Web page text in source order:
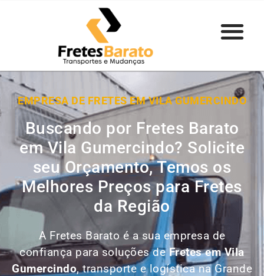
EMPRESA DE FRETES EM VILA GUMERCINDO
Buscando por Fretes Barato
em Vila Gumercindo? Solicite
seu Orçamento, Temos os
Melhores Preços para Fretes
da Região
A Fretes Barato é a sua empresa de
confiança para soluções deFretes emVila
Gumercindo, transporte e logística na Grande